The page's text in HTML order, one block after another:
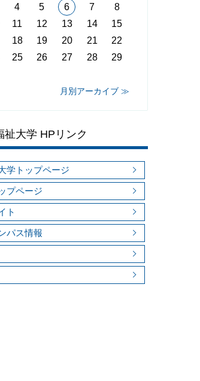
4 5 6 7
8
11 12 13 14
15
18 19 20 21
22
25 26 27 28
29
月別アーカイブ ≫
祉大学 HPリンク
学トップページ
プページ
ト
パス情報